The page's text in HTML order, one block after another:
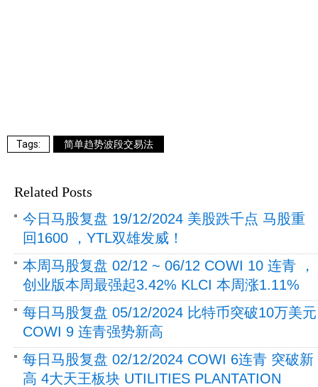
简单趋势波段交易法
Related Posts
今日马股复盘 19/12/2024 美股跌千点 马股重
回1600 ，YTL双雄发威！
本周马股复盘 02/12 ~ 06/12 COWI 10 连青 ，
创业版本周最强起3.42% KLCI 本周涨1.11%
每日马股复盘 05/12/2024 比特币突破10万美元
COWI 9 连青强势新高
每日马股复盘 02/12/2024 COWI 6连青 突破新
高 4大天王板块 UTILITIES PLANTATION